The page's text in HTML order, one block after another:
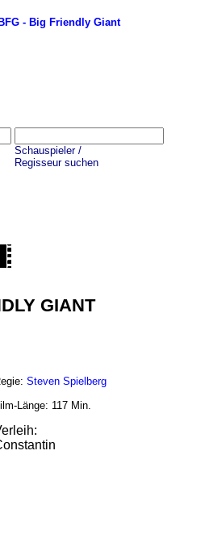
BFG - Big Friendly Giant
Schauspieler /
Regisseur suchen
GIANT
Steven Spielberg
Länge: 117 Min.